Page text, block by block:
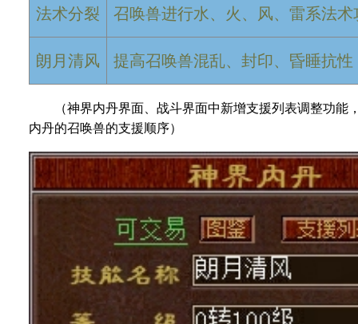
法术分裂 召唤兽进行水、火、风、雷系法
朗月清风 提高召唤兽混乱、封印、昏睡抗
（神界内丹界面、战斗界面中新增支援列表调整功能
内丹的召唤兽的支援顺序）